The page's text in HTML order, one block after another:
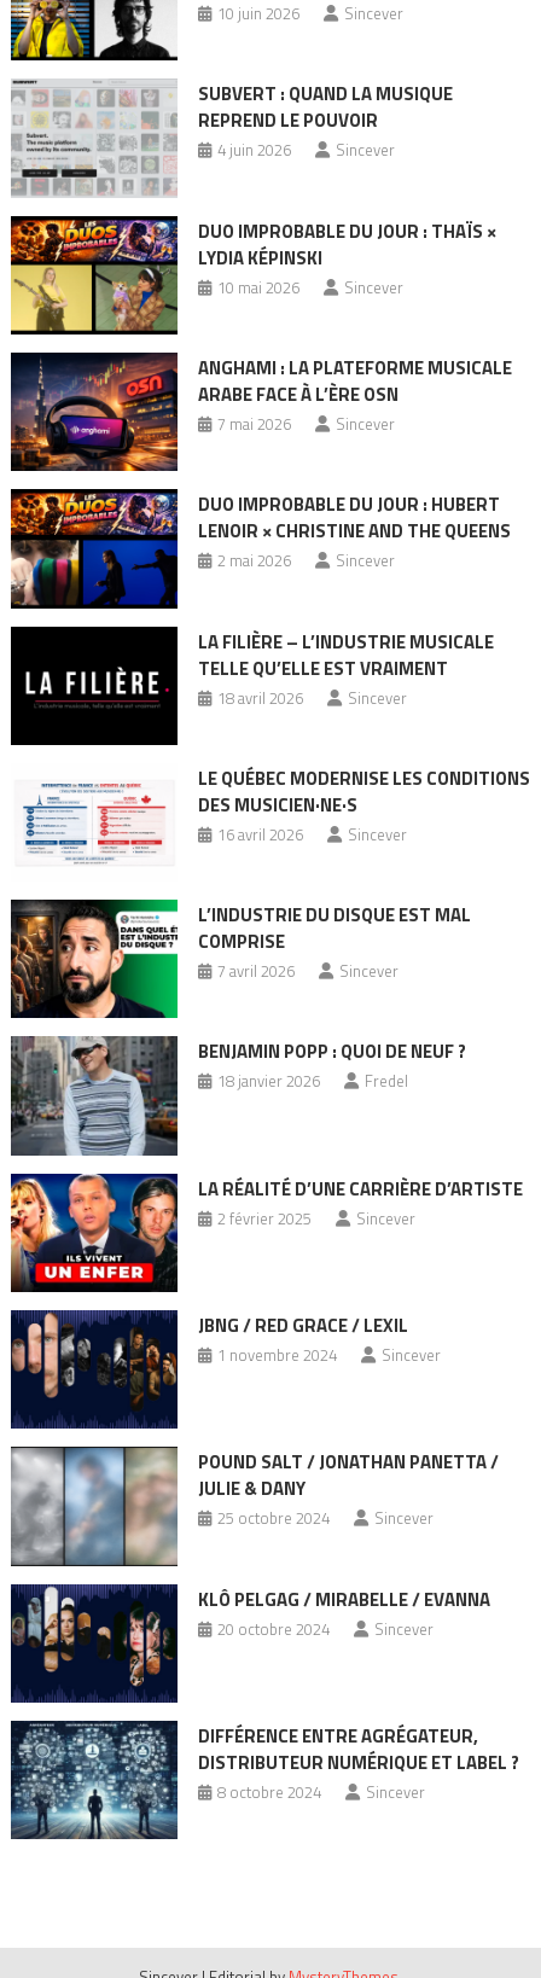
10 juin 2026 Sincever
SUBVERT : QUAND LA MUSIQUE
REPREND LE POUVOIR
4 juin 2026 Sincever
DUO IMPROBABLE DU JOUR : THAÏS ×
LYDIA KÉPINSKI
10 mai 2026 Sincever
ANGHAMI : LA PLATEFORME MUSICALE
ARABE FACE À L’ÈRE OSN
7 mai 2026 Sincever
DUO IMPROBABLE DU JOUR : HUBERT
LENOIR × CHRISTINE AND THE QUEENS
2 mai 2026 Sincever
LA FILIÈRE – L’INDUSTRIE MUSICALE
TELLE QU’ELLE EST VRAIMENT
18 avril 2026 Sincever
LE QUÉBEC MODERNISE LES CONDITIONS
DES MUSICIEN·NE·S
16 avril 2026 Sincever
L’INDUSTRIE DU DISQUE EST MAL
COMPRISE
7 avril 2026 Sincever
BENJAMIN POPP : QUOI DE NEUF ?
18 janvier 2026 Fredel
LA RÉALITÉ D’UNE CARRIÈRE D’ARTISTE
2 février 2025 Sincever
JBNG / RED GRACE / LEXIL
1 novembre 2024 Sincever
POUND SALT / JONATHAN PANETTA /
JULIE & DANY
25 octobre 2024 Sincever
KLÔ PELGAG / MIRABELLE / EVANNA
20 octobre 2024 Sincever
DIFFÉRENCE ENTRE AGRÉGATEUR,
DISTRIBUTEUR NUMÉRIQUE ET LABEL ?
8 octobre 2024 Sincever